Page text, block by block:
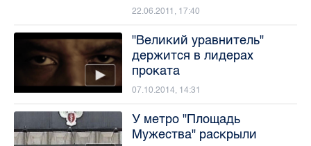
22.06.2011, 17:40
"Великий уравнитель"
держится в лидерах
проката
07.10.2014, 14:31
У метро "Площадь
Мужества" раскрыли